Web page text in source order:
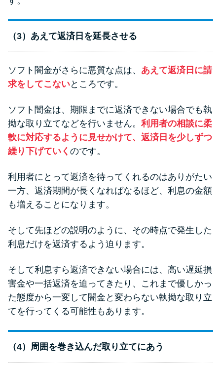
（3）あえて返済日を延長させる
ソフト闇金がさらに悪質な点は、 あえて返済日に請
求をしてこないところです。
ソフト闇金は、期限までに返済できない場合でも執
拗な取り立てなどを行いません。 利用者の相談に柔
軟に対応するように見せかけて、返済日を少しずつ
繰り下げていく のです。
利用者にとって返済を待ってくれるのはありがたい
一方、返済期間が長くなればなるほど、利息の金額
も増えることになります。
そして先ほどの説明のように、その時点で発生した
利息だけを返済するよう迫ります。
そして利息すら返済できない場合には、高い遅延損
害金や一括返済を迫ってきたり、これまで優しかっ
た態度から一変して闇金と変わらない執拗な取り立
てを行ってくる可能性もあります。
（4）周囲を巻き込んだ取り立てにあう